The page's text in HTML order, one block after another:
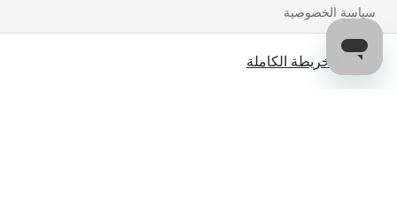
عرض الخريطة الكاملة
سياسة الخصوصية
شروط الاستخدام
سياسة ملفات تعريف الارتباط